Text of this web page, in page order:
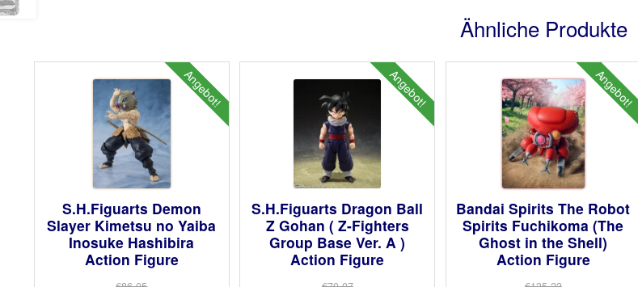
Ähnliche Produkte
Angebot!
S.H.Figuarts Demon
Slayer Kimetsu no Yaiba
Inosuke Hashibira
Action Figure
Angebot!
S.H.Figuarts Dragon Ball
Z Gohan ( Z-Fighters
Group Base Ver. A )
Action Figure
Angebot!
Bandai Spirits The Robot
Spirits Fuchikoma (The
Ghost in the Shell)
Action Figure